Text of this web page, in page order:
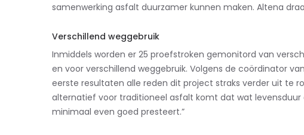
samenwerking asfalt duurzamer kunnen maken. Altena
Verschillend weggebruik
Inmiddels worden er 25 proefstroken gemonitord van
en voor verschillend weggebruik. Volgens de coördinator
eerste resultaten alle reden dit project straks verder uit te
alternatief voor traditioneel asfalt komt dat wat
minimaal even goed presteert.”